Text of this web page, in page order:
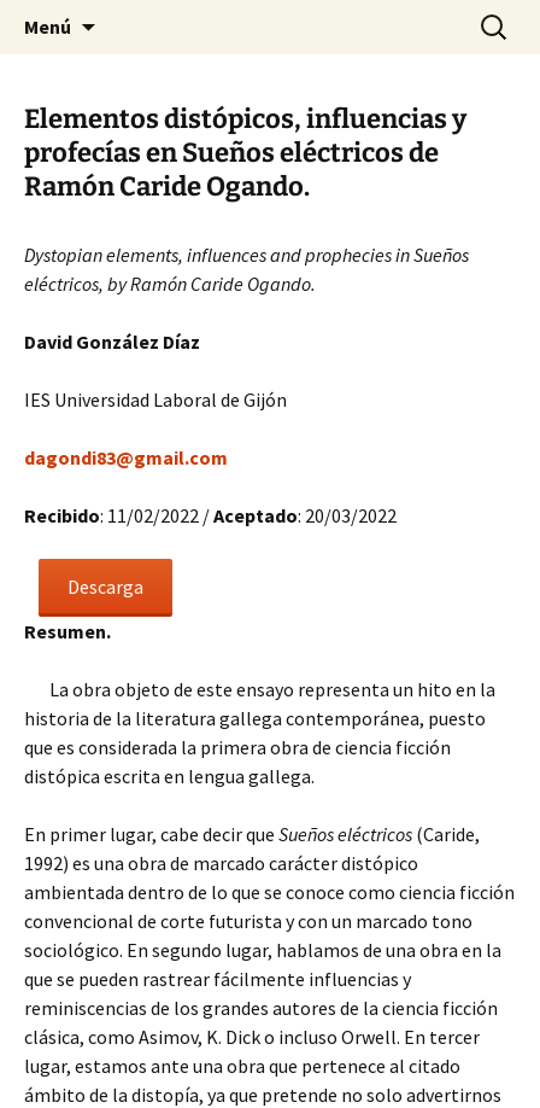
Distopía y Sociedad: Revista
de Estudios Culturales
Menú Buscar:
Elementos distópicos, influencias y
profecías en Sueños eléctricos de
Ramón Caride Ogando.
Dystopian elements, influences and prophecies in Sueños
eléctricos, by Ramón Caride Ogando.
David González Díaz
IES Universidad Laboral de Gijón
dagondi83@gmail.com
Recibido: 11/02/2022 /Aceptado: 20/03/2022
Descarga
Resumen.
La obra objeto de este ensayo representa un hito en la
historia de la literatura gallega contemporánea, puesto
que es considerada la primera obra de ciencia ficción
distópica escrita en lengua gallega.
En primer lugar, cabe decir que Sueños eléctricos (Caride,
1992) es una obra de marcado carácter distópico
ambientada dentro de lo que se conoce como ciencia ficción
convencional de corte futurista y con un marcado tono
sociológico. En segundo lugar, hablamos de una obra en la
que se pueden rastrear fácilmente influencias y
reminiscencias de los grandes autores de la ciencia ficción
clásica, como Asimov, K. Dick o incluso Orwell. En tercer
lugar, estamos ante una obra que pertenece al citado
ámbito de la distopía, ya que pretende no solo advertirnos